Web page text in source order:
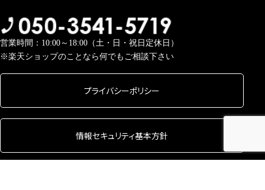
営業時間：10:00～18:00（土・日・祝日定休日）
※楽天ショップのことなら何でもご相談下さい
プライバシーポリシー
情報セキュリティ基本方針